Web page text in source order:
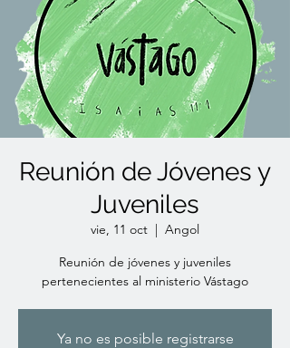
Reunión de Jóvenes y
Juveniles
vie, 11 oct
  |
Angol
Reunión de jóvenes y juveniles
pertenecientes al ministerio Vástago
Ya no es posible registrarse